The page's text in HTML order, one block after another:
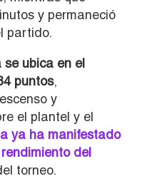
y permaneció
partido.
se ubica en el
puntos,
y
el plantel y el
ya ha manifestado
del
torneo.